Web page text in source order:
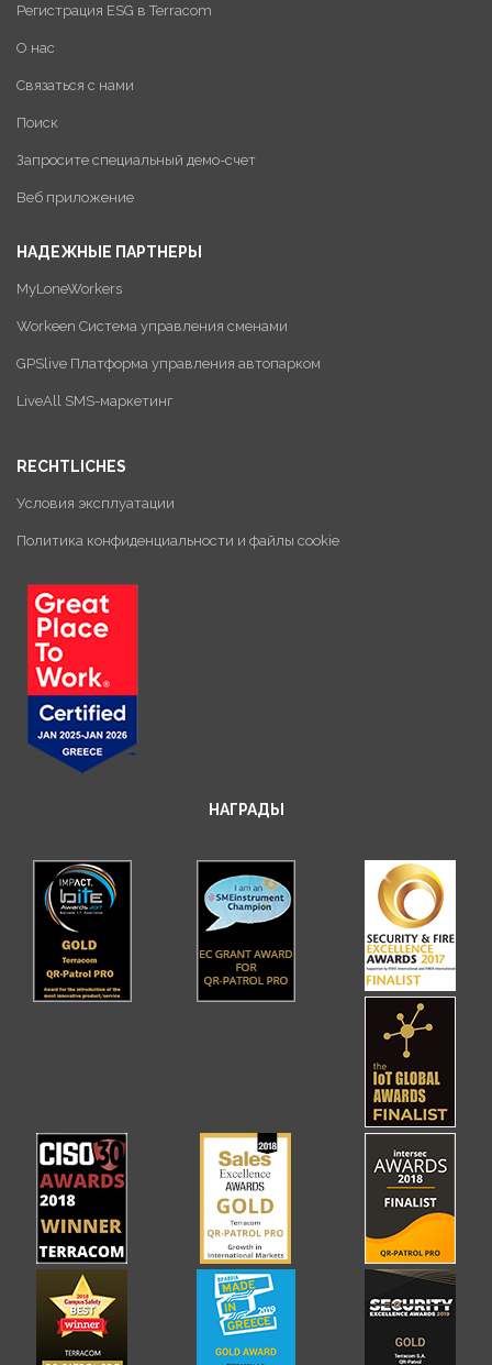
Регистрация ESG в Terracom
О нас
Связаться с нами
Поиск
Запросите специальный демо-счет
Веб приложение
НАДЕЖНЫЕ ПАРТНЕРЫ
MyLoneWorkers
Workeen Система управления сменами
GPSlive Платформа управления автопарком
LiveAll SMS-маркетинг
RECHTLICHES
Условия эксплуатации
Политика конфиденциальности и файлы cookie
НАГРАДЫ